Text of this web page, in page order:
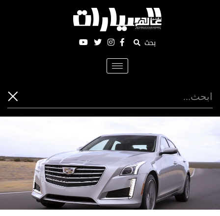
بحث
Toggle
navigation